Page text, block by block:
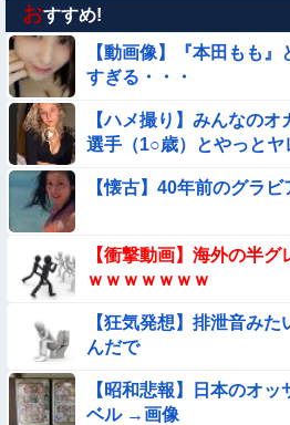
【画像】プールに来てた水着JCたち
【動画】中国の『上級の暮らし』が
【画像】プールで水着が脱げちゃっ
ｗｗｗ
【衝撃】ガチで『意識高い無能』が
【動画像】飛行機に『水銀』を持ち
【画像】お前らこの超美人が整形か
【画像】この美人ママ、脱いだら凄
おすすめ!
【動画像】『本田もも
すぎる・・・
【ハメ撮り】みんなの
選手（1○歳）とやっとヤ
【懐古】40年前のグラ
【衝撃動画】海外の半
ｗｗｗｗｗｗｗ
【狂気発想】排泄音み
んだで
【昭和悲報】日本のオ
ベル →画像